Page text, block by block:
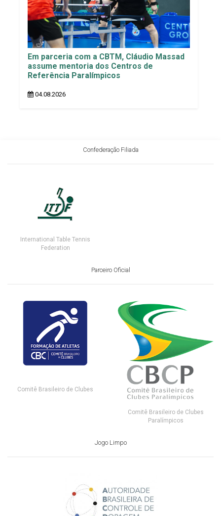
Em parceria com a CBTM, Cláudio Massad
assume mentoria dos Centros de
Referência Paralímpicos
04.08.2026
Confederação Filiada
International Table Tennis
Federation
Parceiro Oficial
Comitê Brasileiro de Clubes
Comitê Brasileiro de Clubes
Paralímpicos
Jogo Limpo